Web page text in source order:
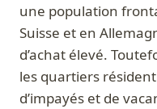
une population
Suisse et en
d’achat élevé.
les quartiers
d’impayés et de